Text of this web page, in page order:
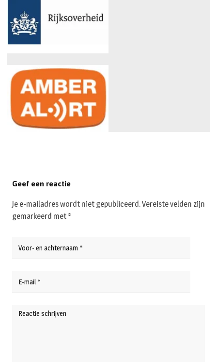
Geef een reactie
Je e-mailadres wordt niet gepubliceerd.Vereiste velden zijn
gemarkeerd met *